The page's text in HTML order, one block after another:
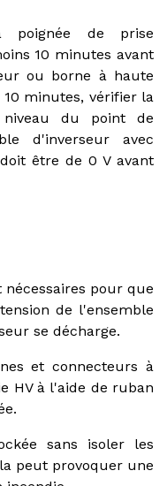
poignée de prise
10 minutes avant
ou borne à haute
minutes, vérifier la
du point de
d'inverseur avec
être de 0 V avant
pour que
de l'ensemble
se décharge.
et connecteurs à
HV à l'aide de ruban
sans isoler les
peut provoquer une